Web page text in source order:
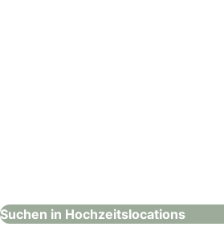
Suchen in Hochzeitslocations